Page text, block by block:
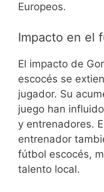
Europeos.
Impacto en el
El impacto de
escocés se
jugador. Su
juego han
y entrenadores.
entrenador
fútbol escocés,
talento local.